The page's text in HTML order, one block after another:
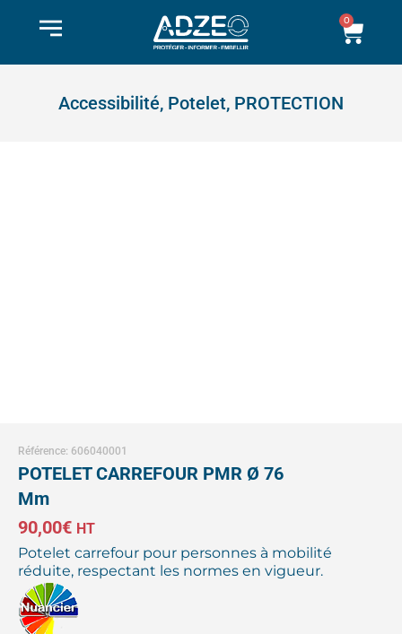
0
Accessibilité, Potelet, PROTECTION
Référence: 606040001
POTELET CARREFOUR PMR Ø 76
Mm
90,00€ HT
Potelet carrefour pour personnes à mobilité
réduite, respectant les normes en vigueur.